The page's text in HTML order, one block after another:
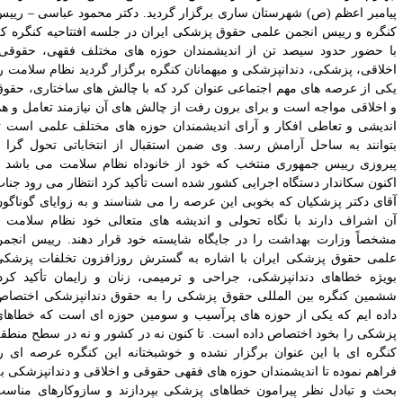
اعظم (ص) شهرستان ساری برگزار گردید. دکتر محمود عباسی – رییس
و رییس انجمن علمی حقوق پزشکی ایران در جلسه افتتاحیه کنگره که
حضور حدود سیصد تن از اندیشمندان حوزه­ های مختلف فقهی، حقوقی،
پزشکی، دندانپزشکی و میهمانان کنگره برگزار گردید نظام سلامت را
از عرصه­ های مهم اجتماعی عنوان کرد که با چالش­ های ساختاری، حقوق
اخلاقی مواجه است و برای برون ­رفت از چالش­ های آن نیازمند تعامل و هم
و تعاطی افکار و آرای اندیشمندان حوزه ­های مختلف علمی است تا
به ساحل آرامش رسد. وی ضمن استقبال از انتخاباتی تحول­ گرا و
رییس جمهوری منتخب که خود از خانوداه نظام سلامت می­ باشد و
سکاندار دستگاه اجرایی کشور شده است تأکید کرد انتظار می ­رود جناب
دکتر پزشکیان که بخوبی این عرصه را می ­شناسند و به زوایای گوناگون
اشراف دارند با نگاه تحولی و اندیشه­ های متعالی خود نظام سلامت و
وزارت بهداشت را در جایگاه شایسته خود قرار دهند. رییس انجمن
حقوق پزشکی ایران با اشاره به گسترش روزافزون تخلفات پزشکی
خطاهای دندانپزشکی، جراحی و ترمیمی، زنان و زایمان تأکید کرد.
کنگره بین ­المللی حقوق پزشکی را به حقوق دندانپزشکی اختصاص
­ایم که یکی از حوزه­ های پرآسیب و سومین حوزه ­ای است که خطاهای
را بخود اختصاص داده است. تا کنون نه در کشور و نه در سطح منطقه
ای با این عنوان برگزار نشده و خوشبختانه این کنگره عرصه ­ای را
نموده تا اندیشمندان حوزه­ های فقهی حقوقی و اخلاقی و دندانپزشکی به
و تبادل نظر پیرامون خطاهای پزشکی بپردازند و سازوکارهای مناسب